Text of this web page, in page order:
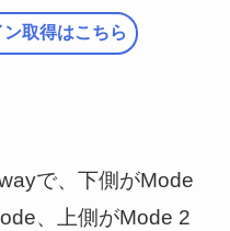
取得はこちら
で、下側がMode
、上側がMode 2